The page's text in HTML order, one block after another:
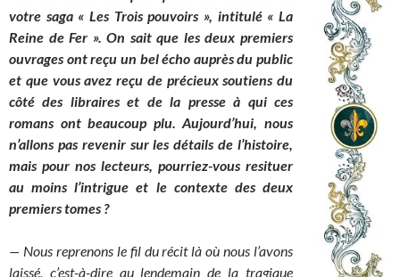
votre saga « Les Trois pouvoirs », intitulé « La
Reine de Fer ». On sait que les deux premiers
ouvrages ont reçu un bel écho auprès du public
et que vous avez reçu de précieux soutiens du
côté des libraires et de la presse à qui ces
romans ont beaucoup plu. Aujourd’hui, nous
n’allons pas revenir sur les détails de l’histoire,
mais pour nos lecteurs, pourriez-vous resituer
au moins l’intrigue et le contexte des deux
premiers tomes ?
— Nous reprenons le fil du récit là où nous l’avons
laissé, c’est-à-dire au lendemain de la tragique